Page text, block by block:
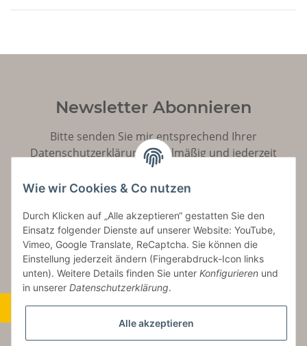
Newsletter Abonnieren
Bitte senden Sie mir entsprechend Ihrer
Datenschutzerklärungregelmäßig und jederzeit
widerruflich Informationen zu Ihrem Produktsortiment
per E-Mail zu.
Abonnieren
Widerrufsbutton
Wie wir Cookies & Co nutzen
Durch Klicken auf „Alle akzeptieren“ gestatten Sie den
Einsatz folgender Dienste auf unserer Website: YouTube,
Vimeo, Google Translate, ReCaptcha. Sie können die
Einstellung jederzeit ändern (Fingerabdruck-Icon links
unten). Weitere Details finden Sie unter Konfigurieren und
in unserer Datenschutzerklärung.
Alle akzeptieren